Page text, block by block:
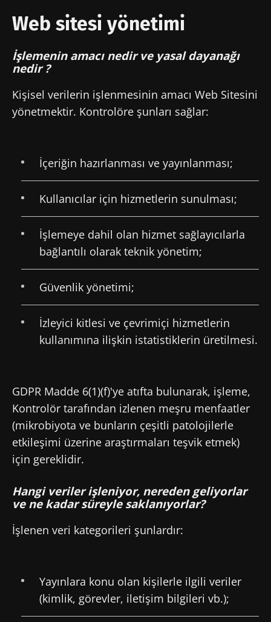
Web sitesi yönetimi
İşlemenin amacı nedir ve yasal dayanağı
nedir ?
Kişisel verilerin işlenmesinin amacı Web Sitesini
yönetmektir. Kontrolöre şunları sağlar:
İçeriğin hazırlanması ve yayınlanması;
Kullanıcılar için hizmetlerin sunulması;
İşlemeye dahil olan hizmet sağlayıcılarla
bağlantılı olarak teknik yönetim;
Güvenlik yönetimi;
İzleyici kitlesi ve çevrimiçi hizmetlerin
kullanımına ilişkin istatistiklerin üretilmesi.
GDPR Madde 6(1)(f)'ye atıfta bulunarak, işleme,
Kontrolör tarafından izlenen meşru menfaatler
(mikrobiyota ve bunların çeşitli patolojilerle
etkileşimi üzerine araştırmaları teşvik etmek)
için gereklidir.
Hangi veriler işleniyor, nereden geliyorlar
ve ne kadar süreyle saklanıyorlar?
İşlenen veri kategorileri şunlardır:
Yayınlara konu olan kişilerle ilgili veriler
(kimlik, görevler, iletişim bilgileri vb.);